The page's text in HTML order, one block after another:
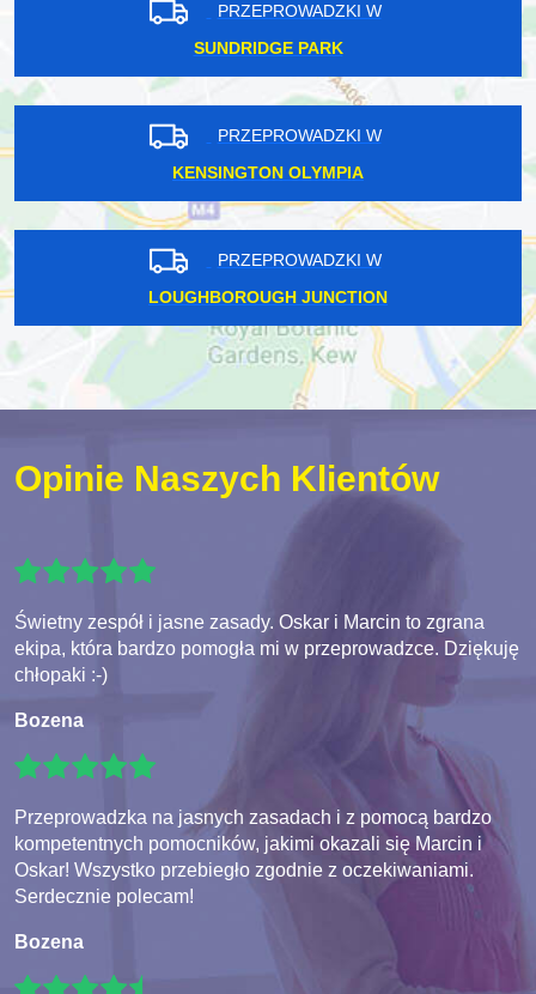
PRZEPROWADZKI W
SUNDRIDGE PARK
PRZEPROWADZKI W
KENSINGTON OLYMPIA
PRZEPROWADZKI W
LOUGHBOROUGH JUNCTION
Opinie Naszych Klientów
Świetny zespół i jasne zasady. Oskar i Marcin to zgrana
ekipa, która bardzo pomogła mi w przeprowadzce. Dziękuję
chłopaki :-)
Bozena
Przeprowadzka na jasnych zasadach i z pomocą bardzo
kompetentnych pomocników, jakimi okazali się Marcin i
Oskar! Wszystko przebiegło zgodnie z oczekiwaniami.
Serdecznie polecam!
Bozena